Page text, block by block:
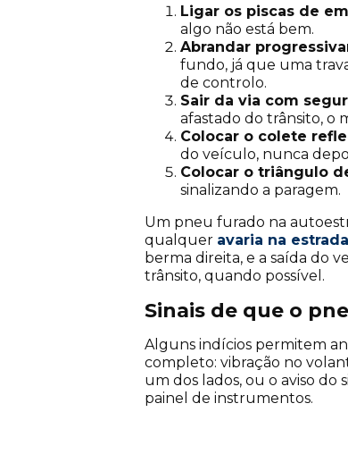
Ligar os piscas de
algo não está bem.
Abrandar
fundo, já que uma
de controlo.
Sair da via com
afastado do trânsito, o
Colocar o colete
do veículo, nunca
Colocar o triângulo
sinalizando a paragem.
Um pneu furado na
qualquer avaria na estrada
berma direita, e a saída do
trânsito, quando possível.
Sinais de que o
Alguns indícios permitem
completo: vibração no
um dos lados, ou o aviso do
painel de instrumentos.